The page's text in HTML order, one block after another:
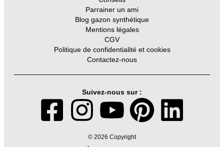
Parrainer un ami
Blog gazon synthétique
Mentions légales
CGV
Politique de confidentialité et cookies
Contactez-nous
Suivez-nous sur :
© 2026 Copyright